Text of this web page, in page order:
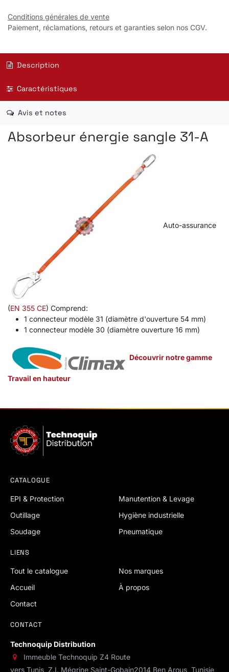
Conditions générales de vente
Paiement, réclamations, retours et garanties selon nos CGV.
Description
Caractéristiques
Avis et notes
Absorbeur énergie sangle 31-A
Auto-assurance
(EN 355 CE) Comprend:
1 connecteur modèle 31 (diamètre d'ouverture 54 mm)
1 connecteur modèle 30 (diamètre ouverture 16 mm)
Découvrir notre gamme
Travail en hauteur
CATALOGUE
EPI & Protection
Manutention & Levage
Outillage
Hygiène industrielle
Soudage
Pneumatique
LIENS
Tout le catalogue
Nos marques
Accueil
À propos
Contact
CONTACT
Technoquip Distribution
Immeuble Technoquip Z4 Route
vers Tunis, Z.I. Mégrine Saint-Gobain2014 Ben Arous, Tunisie